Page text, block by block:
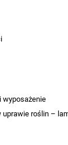
wyposażenie
uprawie roślin –